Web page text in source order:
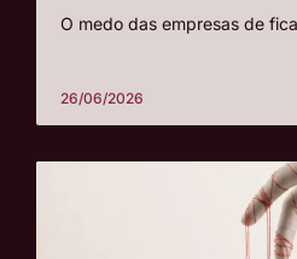
O medo das empresas de
26/06/2026